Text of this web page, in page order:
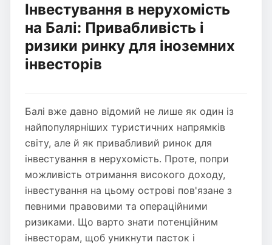
Інвестування в нерухомість
на Балі: Привабливість і
ризики ринку для іноземних
інвесторів
Балі вже давно відомий не лише як один із
найпопулярніших туристичних напрямків
світу, але й як привабливий ринок для
інвестування в нерухомість. Проте, попри
можливість отримання високого доходу,
інвестування на цьому острові пов'язане з
певними правовими та операційними
ризиками. Що варто знати потенційним
інвесторам, щоб уникнути пасток і